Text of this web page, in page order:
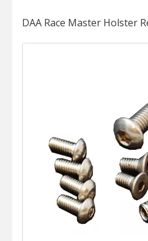
DAA Race Master Holster